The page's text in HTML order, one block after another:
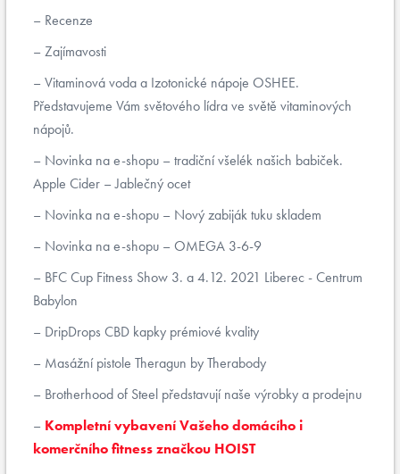
Recenze
Zajímavosti
Vitaminová voda a Izotonické nápoje OSHEE.
Představujeme Vám světového lídra ve světě vitaminových
nápojů.
Novinka na e-shopu – tradiční všelék našich babiček.
Apple Cider – Jablečný ocet
Novinka na e-shopu – Nový zabiják tuku skladem
Novinka na e-shopu – OMEGA 3-6-9
BFC Cup Fitness Show 3. a 4.12. 2021 Liberec - Centrum
Babylon
DripDrops CBD kapky prémiové kvality
Masážní pistole Theragun by Therabody
Brotherhood of Steel představují naše výrobky a prodejnu
Kompletní vybavení Vašeho domácího i
komerčního fitness značkou HOIST